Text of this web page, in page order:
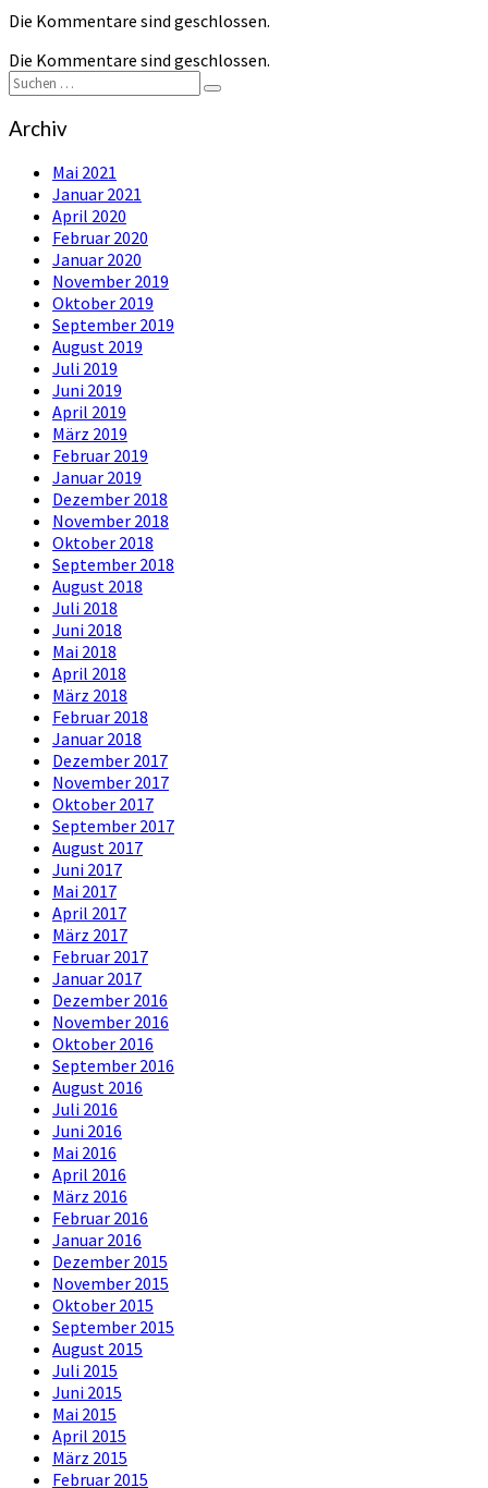
Die Kommentare sind geschlossen.
Die Kommentare sind geschlossen.
Suchen
nach:
Suchen
Archiv
Mai 2021
Januar 2021
April 2020
Februar 2020
Januar 2020
November 2019
Oktober 2019
September 2019
August 2019
Juli 2019
Juni 2019
April 2019
März 2019
Februar 2019
Januar 2019
Dezember 2018
November 2018
Oktober 2018
September 2018
August 2018
Juli 2018
Juni 2018
Mai 2018
April 2018
März 2018
Februar 2018
Januar 2018
Dezember 2017
November 2017
Oktober 2017
September 2017
August 2017
Juni 2017
Mai 2017
April 2017
März 2017
Februar 2017
Januar 2017
Dezember 2016
November 2016
Oktober 2016
September 2016
August 2016
Juli 2016
Juni 2016
Mai 2016
April 2016
März 2016
Februar 2016
Januar 2016
Dezember 2015
November 2015
Oktober 2015
September 2015
August 2015
Juli 2015
Juni 2015
Mai 2015
April 2015
März 2015
Februar 2015